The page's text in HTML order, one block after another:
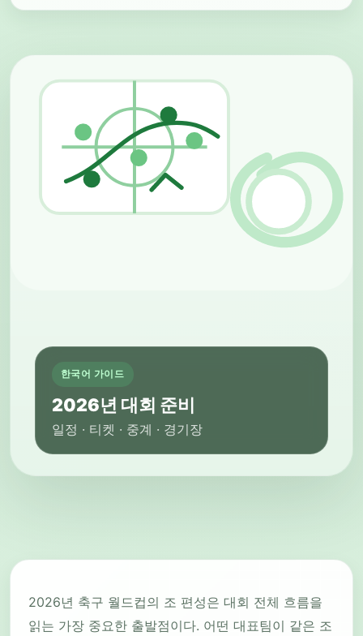
한국어 가이드
2026년 대회 준비
일정 · 티켓 · 중계 · 경기장
2026년 축구 월드컵의 조 편성은 대회 전체 흐름을
읽는 가장 중요한 출발점이다. 어떤 대표팀이 같은 조